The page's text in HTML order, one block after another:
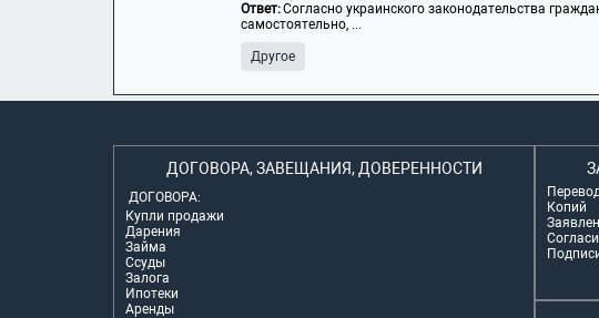
Ответ:Согласно украинского законодательства
самостоятельно, ...
Другое
ДОГОВОРА, ЗАВЕЩАНИЯ, ДОВЕРЕННОСТИ
ДОГОВОРА:
Купли продажи
Дарения
Займа
Ссуды
Залога
Ипотеки
Аренды
Копий